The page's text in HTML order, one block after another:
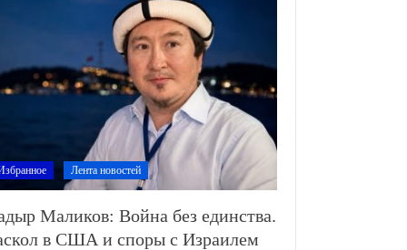
Лента новостей
Маликов: Война без единства.
в США и споры с Израилем